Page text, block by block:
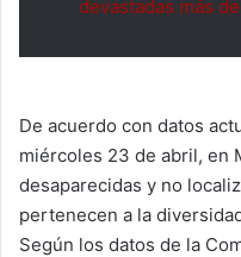
devastadas más
De acuerdo con datos
miércoles 23 de abril, en
desaparecidas y no
pertenecen a la
Según los datos de la